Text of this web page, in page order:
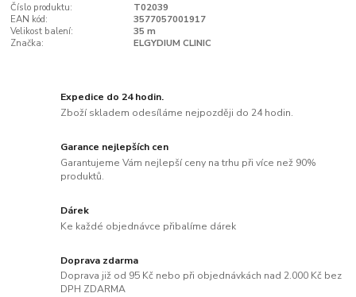
Číslo produktu:
T02039
EAN kód:
3577057001917
Velikost balení:
35 m
Značka:
ELGYDIUM CLINIC
Expedice do 24 hodin.
Zboží skladem odesíláme nejpozději do 24 hodin.
Garance nejlepších cen
Garantujeme Vám nejlepší ceny na trhu při více než 90%
produktů.
Dárek
Ke každé objednávce přibalíme dárek
Doprava zdarma
Doprava již od 95 Kč nebo při objednávkách nad 2.000 Kč bez
DPH ZDARMA